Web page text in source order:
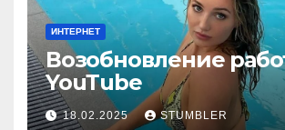
ИНТЕРНЕТ
Возобновление
YouТube
18.02.2025 STUMBLER